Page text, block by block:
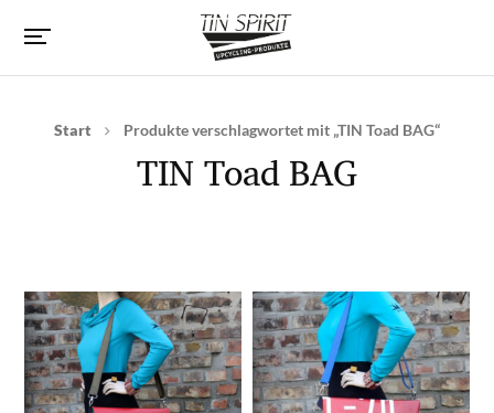
Start Produkte verschlagwortet mit „TIN Toad BAG“
TIN Toad BAG